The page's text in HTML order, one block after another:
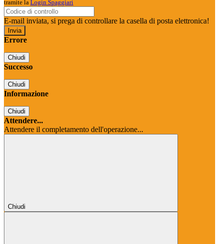
tramite la Login Spaggiari
E-mail inviata, si prega di controllare la casella di posta elettronica!
Errore
Chiudi
Successo
Chiudi
Informazione
Chiudi
Attendere...
Attendere il completamento dell'operazione...
Chiudi